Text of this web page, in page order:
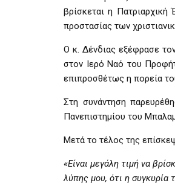
βρίσκεται η
προστασίας των
Ο κ. Δένδιας εξέφρασε
στον Ιερό Ναό του
επιπροσθέτως η πορεία
Στη συνάντηση
Πανεπιστημίου του
Μετά το τέλος της
«Είναι μεγάλη τιμή να
λύπης μου, ότι η συγκυρία